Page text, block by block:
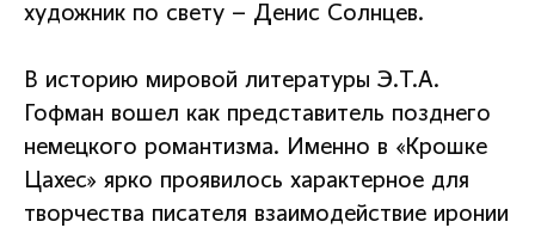
художник по свету – Денис Солнцев.
В историю мировой литературы Э.Т.А.
Гофман вошел как представитель позднего
немецкого романтизма. Именно в «Крошке
Цахес» ярко проявилось характерное для
творчества писателя взаимодействие иронии